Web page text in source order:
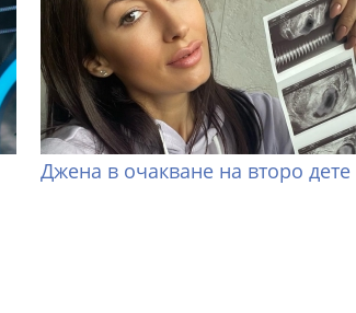
Джена в очакване на второ дете